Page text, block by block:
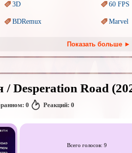
3D 60 FPS
BDRemux Marvel
Антиутопия Врачи
Киберпанк
Наркотики
Подростковая
Показать больше ►
/ Desperation Road
0 Реакций: 0
Всего голосов: 9